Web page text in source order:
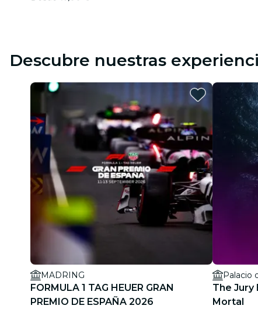
Descubre nuestras
MADRING
FORMULA 1 TAG HEUER GRAN
PREMIO DE ESPAÑA 2026
Palacio
The Jury
Mortal